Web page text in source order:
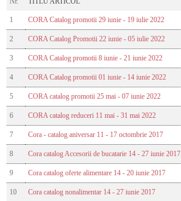
1 CORA Catalog promotii 29 iunie - 19 iulie 2022
2 CORA Catalog Promotii 22 iunie - 05 iulie 2022
3 CORA Catalog promotii 8 iunie - 21 iunie 2022
4 CORA Catalog promotii 01 iunie - 14 iunie 2022
5 CORA catalog promotii 25 mai - 07 iunie 2022
6 CORA catalog reduceri 11 mai - 31 mai 2022
7 Cora - catalog aniversar 11 - 17 octombrie 2017
8 Cora catalog Accesorii de bucatarie 14 - 27 iunie 2017
9 Cora catalog oferte alimentare 14 - 20 iunie 2017
10 Cora catalog nonalimentar 14 - 27 iunie 2017